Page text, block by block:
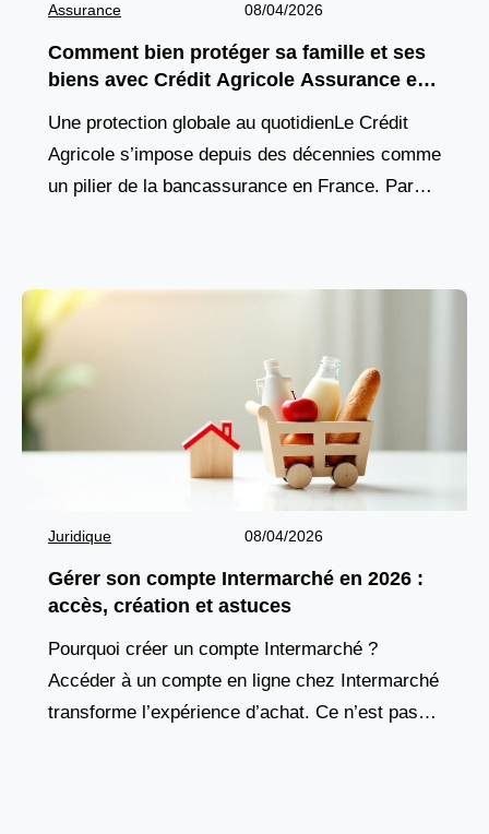
Assurance 08/04/2026
Comment bien protéger sa famille et ses
biens avec Crédit Agricole Assurance en
Une protection globale au quotidienLe Crédit
Agricole s’impose depuis des décennies comme
un pilier de la bancassurance en France. Parce
Juridique 08/04/2026
Gérer son compte Intermarché en 2026 :
accès, création et astuces
Pourquoi créer un compte Intermarché ?
Accéder à un compte en ligne chez Intermarché
transforme l’expérience d’achat. Ce n’est pas